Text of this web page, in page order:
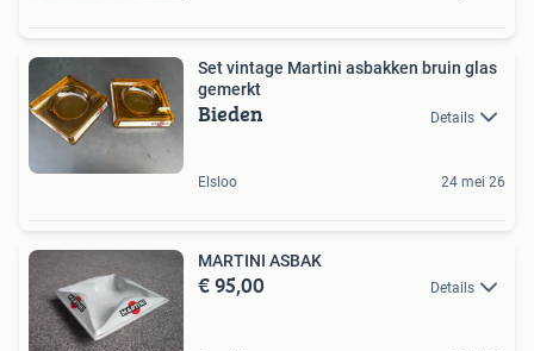
Set vintage Martini asbakken bruin glas
gemerkt
Bieden Details
Elsloo 24 mei 26
MARTINI ASBAK
€ 95,00 Details